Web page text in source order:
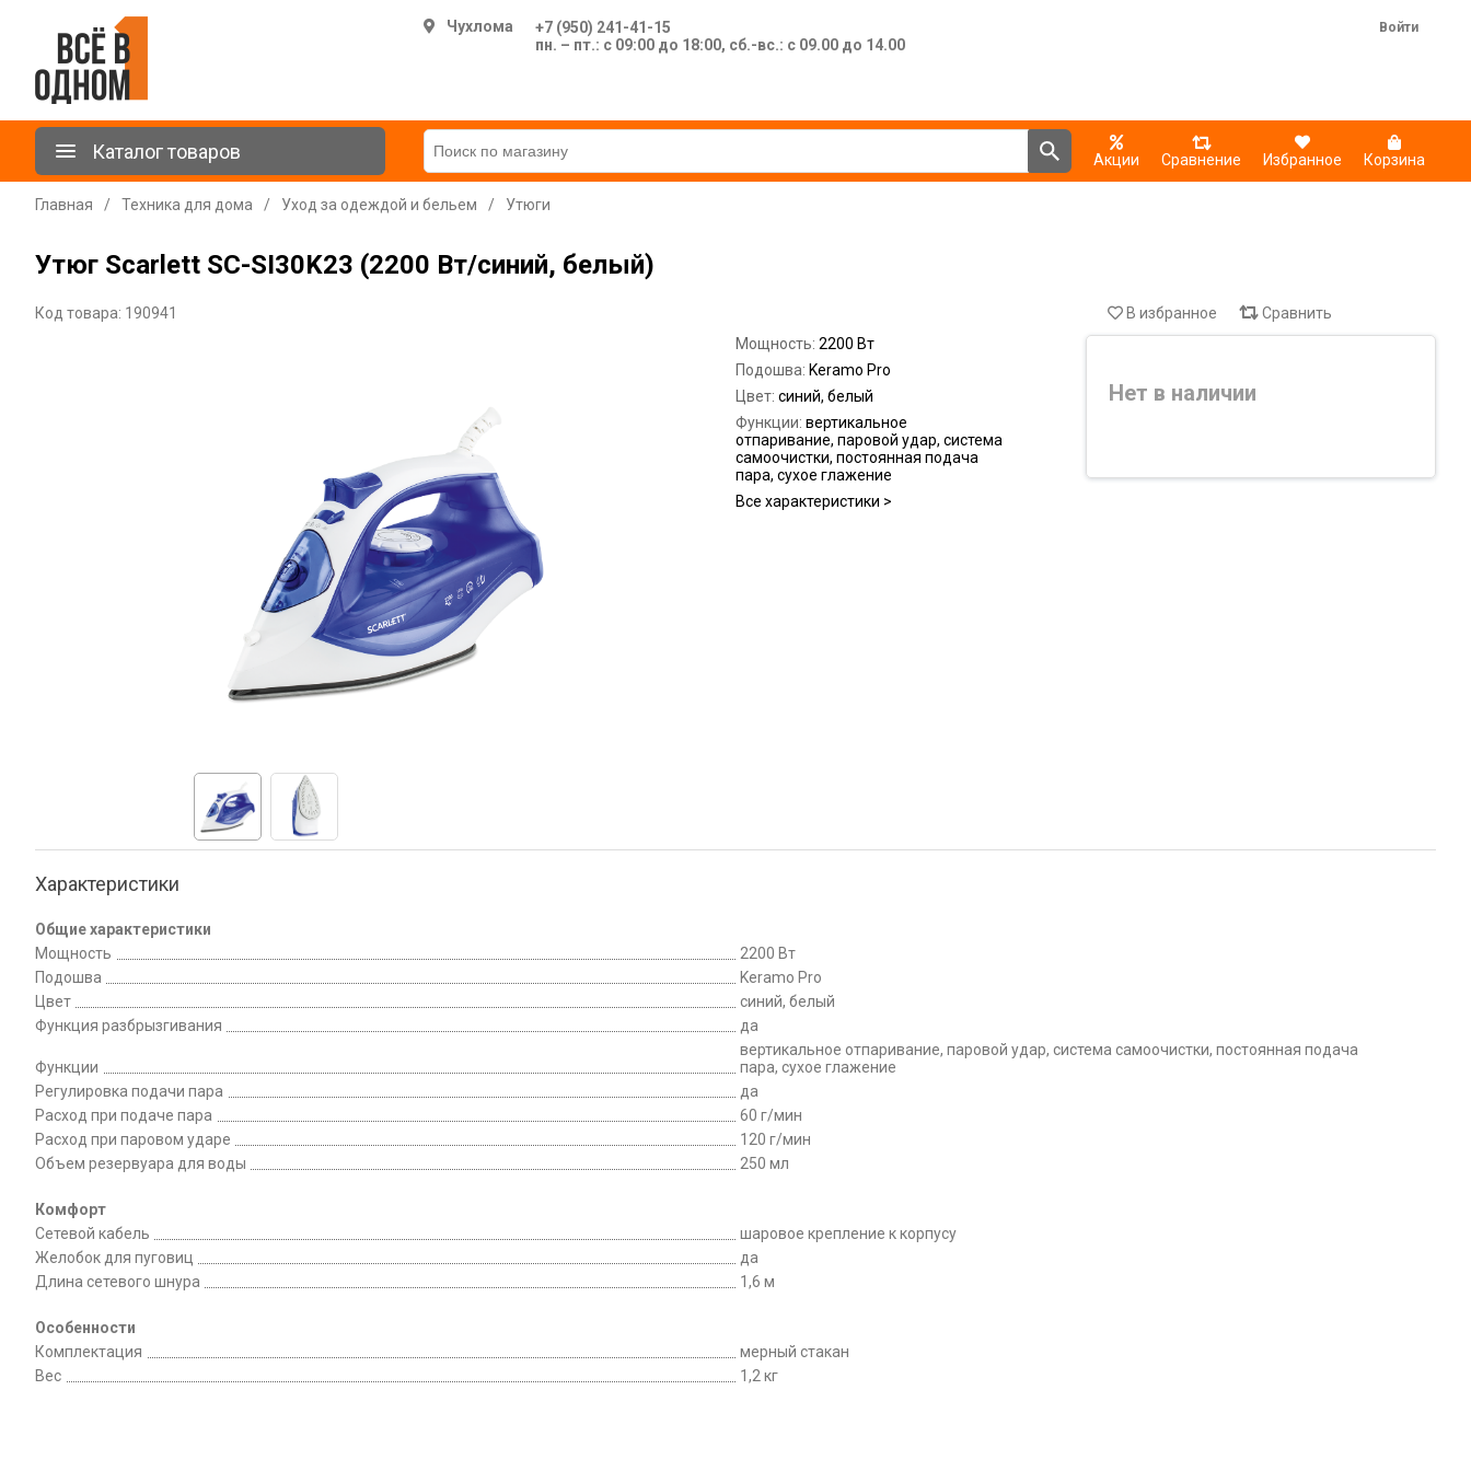
Чухлома
+7 (950) 241-41-15
пн. – пт.: с 09:00 до 18:00, сб.-вс.: с 09.00 до 14.00
Войти
Каталог товаров Акции Сравнение Избранное Корзина
Главная / Техника для дома / Уход за одеждой и бельем / Утюги
Утюг Scarlett SC-SI30K23 (2200 Вт/синий, белый)
Код товара: 190941
Мощность: 2200 Вт
Подошва: Keramo Pro
Цвет: синий, белый
Функции: вертикальное
отпаривание, паровой удар, система
самоочистки, постоянная подача
пара, сухое глажение
Все характеристики >
В избранное Сравнить
Нет в наличии
Характеристики
Общие характеристики
Мощность
2200 Вт
Подошва
Keramo Pro
Цвет
синий, белый
Функция разбрызгивания
да
Функции
вертикальное отпаривание, паровой удар, система самоочистки, постоянная подача
пара, сухое глажение
Регулировка подачи пара
да
Расход при подаче пара
60 г/мин
Расход при паровом ударе
120 г/мин
Объeм резервуара для воды
250 мл
Комфорт
Сетевой кабель
шаровое крепление к корпусу
Желобок для пуговиц
да
Длина сетевого шнура
1,6 м
Особенности
Комплектация
мерный стакан
Вес
1,2 кг